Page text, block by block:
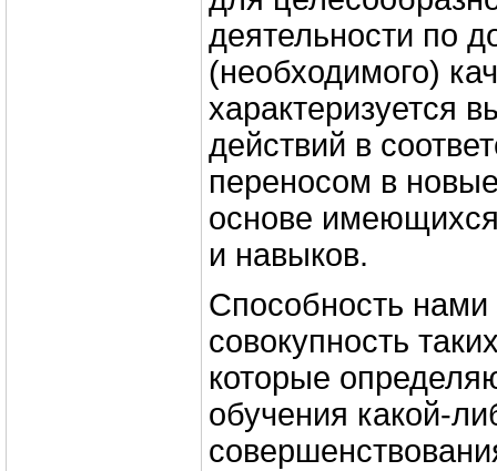
деятельности по
(необходимого)
характеризуется
действий в
переносом в
основе
и навыков.
Способность нами
совокупность
которые
обучения какой-